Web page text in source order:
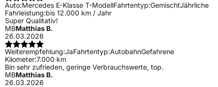
Auto:Mercedes E-Klasse T-ModellFahrtentyp:GemischtJährliche
Fahrleistung:bis 12.000 km / Jahr
Super Qualitativ!
MBMatthias B.
26.03.2026
Weiterempfehlung:JaFahrtentyp:AutobahnGefahrene
Kilometer:7.000 km
Bin sehr zufrieden, geringe Verbrauchswerte, top.
MBMatthias B.
26.03.2026